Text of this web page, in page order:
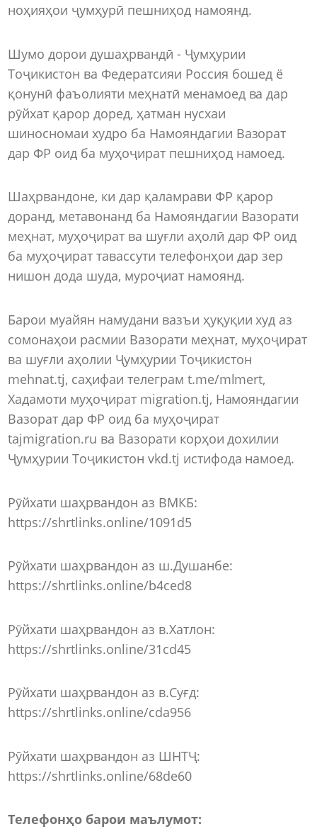
ноҳияҳои ҷумҳурӣ пешниҳод намоянд.
Шумо дорои душаҳрвандӣ - Ҷумҳурии
Тоҷикистон ва Федератсияи Россия бошед ё
қонунӣ фаъолияти меҳнатӣ менамоед ва дар
рӯйхат қарор доред, ҳатман нусхаи
шиносномаи худро ба Намояндагии Вазорат
дар ФР оид ба муҳоҷират пешниҳод намоед.
Шаҳрвандоне, ки дар қаламрави ФР қарор
доранд, метавонанд ба Намояндагии Вазорати
меҳнат, муҳоҷират ва шуғли аҳолӣ дар ФР оид
ба муҳоҷират тавассути телефонҳои дар зер
нишон дода шуда, муроҷиат намоянд.
Барои муайян намудани вазъи ҳуқуқии худ аз
сомонаҳои расмии Вазорати меҳнат, муҳоҷират
ва шуғли аҳолии Ҷумҳурии Тоҷикистон
mehnat.tj, саҳифаи телеграм t.me/mlmert,
Хадамоти муҳоҷират migration.tj, Намояндагии
Вазорат дар ФР оид ба муҳоҷират
tajmigration.ru ва Вазорати корҳои дохилии
Ҷумҳурии Тоҷикистон vkd.tj истифода намоед.
Рӯйхати шаҳрвандон аз ВМКБ:
https://shrtlinks.online/1091d5
Рӯйхати шаҳрвандон аз ш.Душанбе:
https://shrtlinks.online/b4ced8
Рӯйхати шаҳрвандон аз в.Хатлон:
https://shrtlinks.online/31cd45
Рӯйхати шаҳрвандон аз в.Суғд:
https://shrtlinks.online/cda956
Рӯйхати шаҳрвандон аз ШНТҶ:
https://shrtlinks.online/68de60
Телефонҳо барои маълумот: